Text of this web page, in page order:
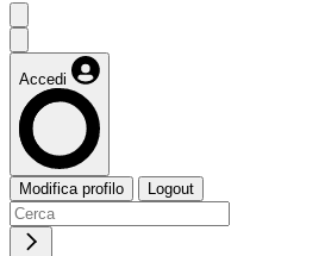
Accedi
Modifica profilo Logout